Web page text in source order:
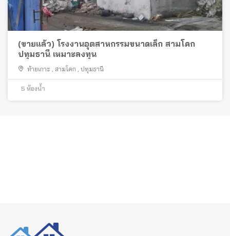
(ขายแล้ว) โรงงานอุตสาหกรรมขนาดเล็ก สามโคก
ปทุมธานี เหมาะลงทุน
ท้ายเกาะ สามโคก ปทุมธานี
5 ห้องน้ำ